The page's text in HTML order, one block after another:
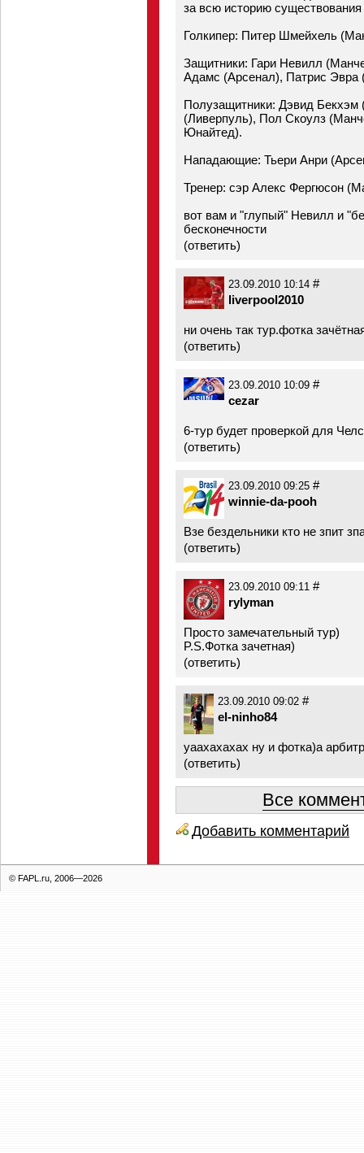
за всю историю существования
Голкипер: Питер Шмейхель
Защитники: Гари Невилл
Адамс (Арсенал), Патрис
Полузащитники: Дэвид
(Ливерпуль), Пол Скоулз
Юнайтед).
Нападающие: Тьери Анри
Тренер: сэр Алекс Фергюсон
вот вам и "глупый" Невилл и
бесконечности
(ответить)
23.09.2010 10:14 #
liverpool2010
ни очень так тур.фотка
(ответить)
23.09.2010 10:09 #
cezar
6-тур будет проверкой для
(ответить)
23.09.2010 09:25 #
winnie-da-pooh
Взе бездельники кто не зпит
(ответить)
23.09.2010 09:11 #
rylyman
Просто замечательный тур)
P.S.Фотка зачетная)
(ответить)
23.09.2010 09:02 #
el-ninho84
уаахахахах ну и фотка)а
(ответить)
Все
Добавить комментарий
© FAPL.ru, 2006—2026